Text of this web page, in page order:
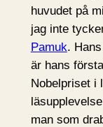
huvudet på
jag inte
Pamuk.
är hans
Nobelpriset i
man som